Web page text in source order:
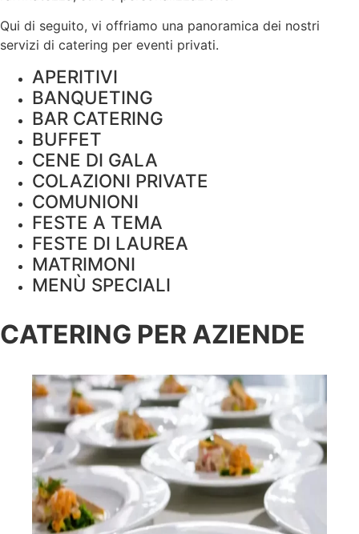
Qui di seguito, vi offriamo una panoramica dei nostri
servizi di catering per eventi privati.
APERITIVI
BANQUETING
BAR CATERING
BUFFET
CENE DI GALA
COLAZIONI PRIVATE
COMUNIONI
FESTE A TEMA
FESTE DI LAUREA
MATRIMONI
MENÙ SPECIALI
CATERING PER AZIENDE